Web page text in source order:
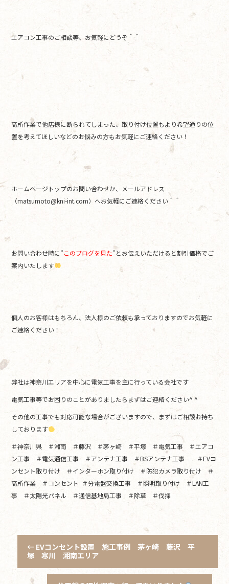
エアコン工事のご相談等、お気軽にどうぞ＾＾
高所作業で他店様に断られてしまった、取り付け位置もより希望通りの位
置を考えてほしいなどのお悩みの方もお気軽にご連絡ください！
ホームページトップのお問い合わせか、メールアドレス
（matsumoto@kni-int.com）へお気軽にご連絡ください＾＾
お問い合わせ時に”このブログを見た”とお伝えいただけると割引価格でご
案内いたします
個人のお客様はもちろん、法人様のご依頼も承っておりますのでお気軽に
ご連絡ください！
弊社は神奈川エリアを中心に電気工事を主に行っている会社です
電気工事等でお困りのことがありましたらまずはご連絡ください^ ^
その他の工事でも対応可能な場合がございますので、まずはご相談お持ち
しております
＃神奈川県 ＃湘南 ＃藤沢 ＃茅ヶ崎 ＃平塚 ＃電気工事 ＃エアコ
ン工事 ＃電気通信工事 ＃アンテナ工事 ＃BSアンテナ工事 ＃EVコ
ンセント取り付け ＃インターホン取り付け ＃防犯カメラ取り付け ＃
高所作業 ＃コンセント ＃分電盤交換工事 ＃照明取り付け ＃LAN工
事 ＃太陽光パネル ＃通信基地局工事 ＃除草 ＃伐採
← EVコンセント設置 施工事例 茅ヶ崎 藤沢 平
塚 寒川 湘南エリア